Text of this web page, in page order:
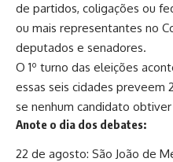
de partidos, coligações ou
ou mais representantes no
deputados e senadores.
O 1º turno das eleições
essas seis cidades preveem
se nenhum candidato
Anote o dia dos debates:
22 de agosto: São João de